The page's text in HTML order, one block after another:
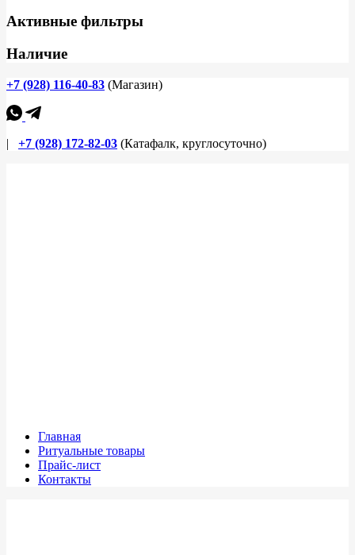
Активные фильтры
Наличие
+7 (928) 116-40-83 (Магазин)
| +7 (928) 172-82-03 (Катафалк, круглосуточно)
Главная
Ритуальные товары
Прайс-лист
Контакты